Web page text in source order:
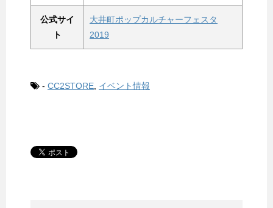
公式サイ
ト
大井町ポップカルチャーフェスタ
2019
- CC2STORE イベント情報